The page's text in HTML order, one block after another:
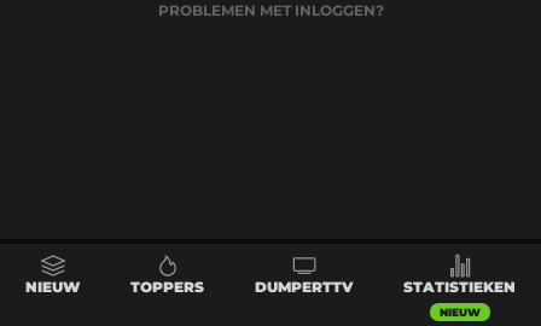
PROBLEMEN MET INLOGGEN?
NIEUW TOPPERS DUMPERTTV STATISTIEKEN
NIEUW